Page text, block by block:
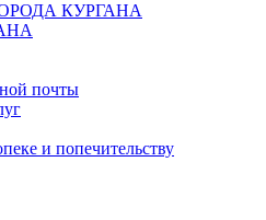
КУРГАНА
почты
и попечительству